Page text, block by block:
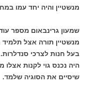
מנשטיין והיה יחד עמו
שמעון גרינבאום מספר
מנשטיין תורה אצל
בעל חנות לצרכי
היה נכנס גוי לקנות אצלו
שיסיים את הסוגיה שלמד.